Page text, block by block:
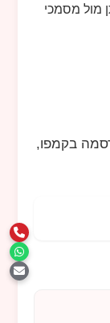
מול מסמכי
בקמפו,